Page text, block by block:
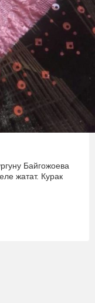
Байгожоева
жатат. Курак